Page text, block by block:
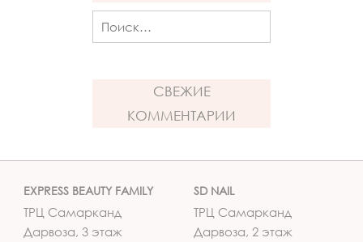
Найти:
СВЕЖИЕ
КОММЕНТАРИИ
EXPRESS BEAUTY FAMILY
ТРЦ Самарканд
Дарвоза, 3 этаж
SD NAIL
ТРЦ Самарканд
Дарвоза, 2 этаж